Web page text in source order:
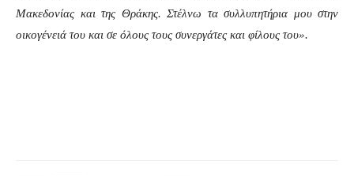
Μακεδονίας και της Θράκης. Στέλνω τα συλλυπητήρια μου στην
οικογένειά του και σε όλους τους συνεργάτες και φίλους του».